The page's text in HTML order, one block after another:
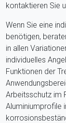
kontaktieren Sie
Wenn Sie eine
benötigen,
in allen
individuelles
Funktionen der
Arbeitsschutz im
Aluminiumprofile